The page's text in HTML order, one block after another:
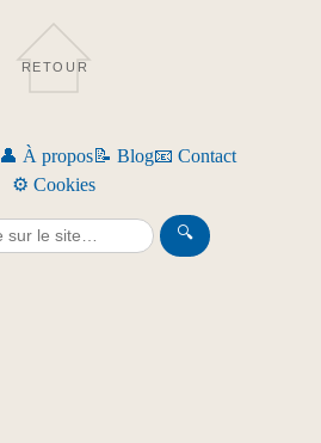
RETOUR
👤 À propos📝 Blog📧 Contact
⚙️ Cookies
🔍